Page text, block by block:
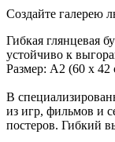
Создайте галерею
Гибкая глянцевая
устойчиво к
Размер: А2 (60 х 42
В
из игр, фильмов и
постеров. Гибкий